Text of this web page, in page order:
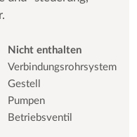
Nicht enthalten
Verbindungsrohrsystem
Gestell
Pumpen
Betriebsventil